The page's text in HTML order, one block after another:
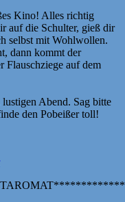
Kino! Alles richtig
auf die Schulter, gieß dir
selbst mit Wohlwollen.
dann kommt der
Flauschziege auf dem
Abend. Sag bitte
den Pobeißer toll!